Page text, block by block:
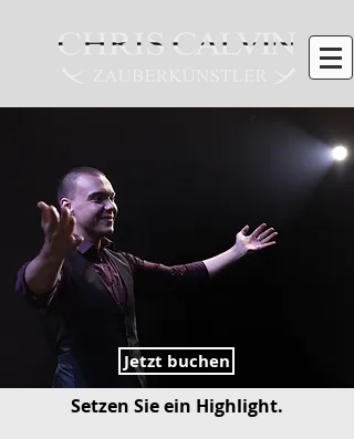
Jetzt buchen
Setzen Sie ein Highlight.